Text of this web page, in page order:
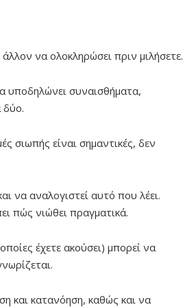
να ολοκληρώσει πριν μιλήσετε.
υποδηλώνει συναισθήματα,
δύο.
σιωπής είναι σημαντικές, δεν
να αναλογιστεί αυτό που λέει.
πώς νιώθει πραγματικά.
έχετε ακούσει) μπορεί να
και κατανόηση, καθώς και να